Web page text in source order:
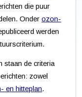
die puur
Onderozon-
werden
staan de criteria
zowel
en hitteplan.